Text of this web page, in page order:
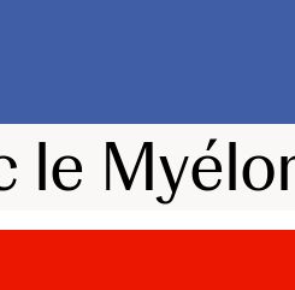
le